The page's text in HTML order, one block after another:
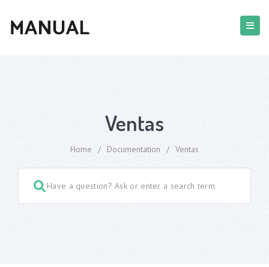
Ventas
Home / Documentation / Ventas